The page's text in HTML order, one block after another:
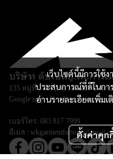
เว็บไซต์นี้มีการใช้
ประสบการณ์ที่ดีในกา
อ่านรายละเอียดเพิ่มเ
ตั้งค่าคุก
บริษัท ดับเบิลยู.เค.การ์
135 หมู่ที่ 3 ตำบลยางหย่อง อำเภ
Google map : Keadsara Sport
เบอร์โทร: 083 817 7999
อีเมล :